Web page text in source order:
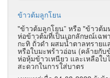
ข้าวต้มลูกโยน
"ข้าวต้มลูกโยน” หรือ "ข้าวต้ม
ห่อข้าวต้มที่เป็นเอกลักษณ์เฉพ
กะทิ ถั่วดำ ผสมน้ำตาลทรายแ
หรือใบมะพร้าวอ่อน (คล้ายกั
ห่อหุ้มข้าวเหนียว และเหลือใบ
สะดวกในการใส่บาตร